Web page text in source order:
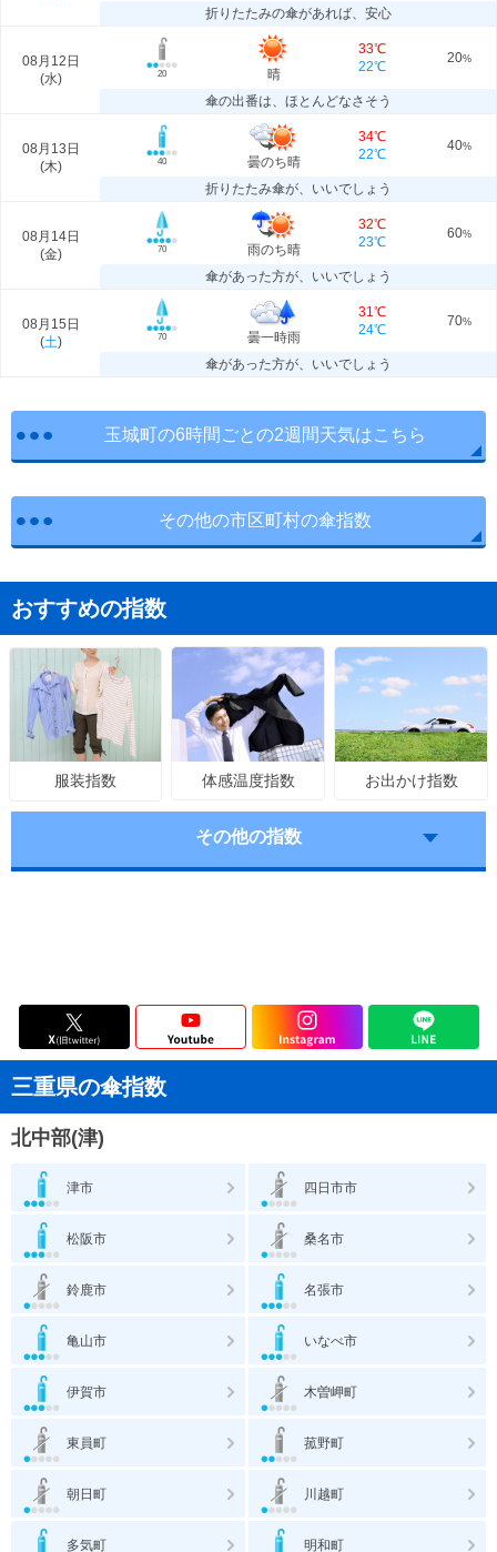
折りたたみの傘があれば、安心
08月12日
(水) 20 晴
33℃
22℃
20%
傘の出番は、ほとんどなさそう
08月13日
(木) 40 曇のち晴
34℃
22℃
40%
折りたたみ傘が、いいでしょう
08月14日
(金) 70 雨のち晴
32℃
23℃
60%
傘があった方が、いいでしょう
08月15日
(土) 70 曇一時雨
31℃
24℃
70%
傘があった方が、いいでしょう
玉城町の6時間ごとの2週間天気はこちら
その他の市区町村の傘指数
おすすめの指数
服装指数 体感温度指数 お出かけ指数
その他の指数
三重県の傘指数
北中部(津)
津市 四日市市
松阪市 桑名市
鈴鹿市 名張市
亀山市 いなべ市
伊賀市 木曽岬町
東員町 菰野町
朝日町 川越町
多気町 明和町